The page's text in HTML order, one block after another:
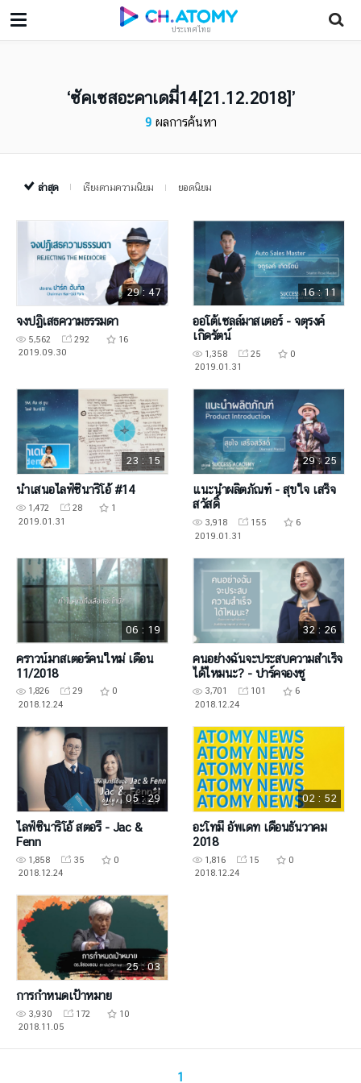
ประเทศไทย
ซัคเซสอะคาเดมี่14[21.12.2018]
9ผลการค้นหา
ล่าสุด เรียงตามความนิยม ยอดนิยม
29 : 47
จงปฏิเสธความธรรมดา
5,562 292
16
2019.09.30
16 : 11
ออโต้เซลล์มาสเตอร์ - จตุรงค์
เกิดรัตน์
1,358 25
0
2019.01.31
23 : 15
นำเสนอไลฟ์ซินาริโอ้ #14
1,472 28
1
2019.01.31
29 : 25
แนะนำผลิตภัณฑ์ - สุขใจ เสร็จ
สวัสดิ์
3,918 155
6
2019.01.31
06 : 19
คราวน์มาสเตอร์คนใหม่ เดือน
11/2018
1,826 29
0
2018.12.24
32 : 26
คนอย่างฉันจะประสบความสำเร็จ
ได้ไหมนะ? - ปาร์คจองซู
3,701 101
6
2018.12.24
05 : 29
ไลฟ์ซินาริโอ้ สตอรี่ - Jac &
Fenn
1,858 35
0
2018.12.24
02 : 52
อะโทมี่ อัพเดท เดือนธันวาคม
2018
1,816 15
0
2018.12.24
25 : 03
การกำหนดเป้าหมาย
3,930 172
10
2018.11.05
1